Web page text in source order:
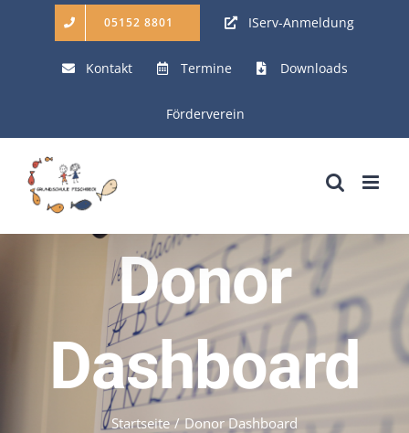
05152 8801 IServ-Anmeldung
Kontakt Termine Downloads
Förderverein
Donor
Dashboard
Startseite Donor Dashboard